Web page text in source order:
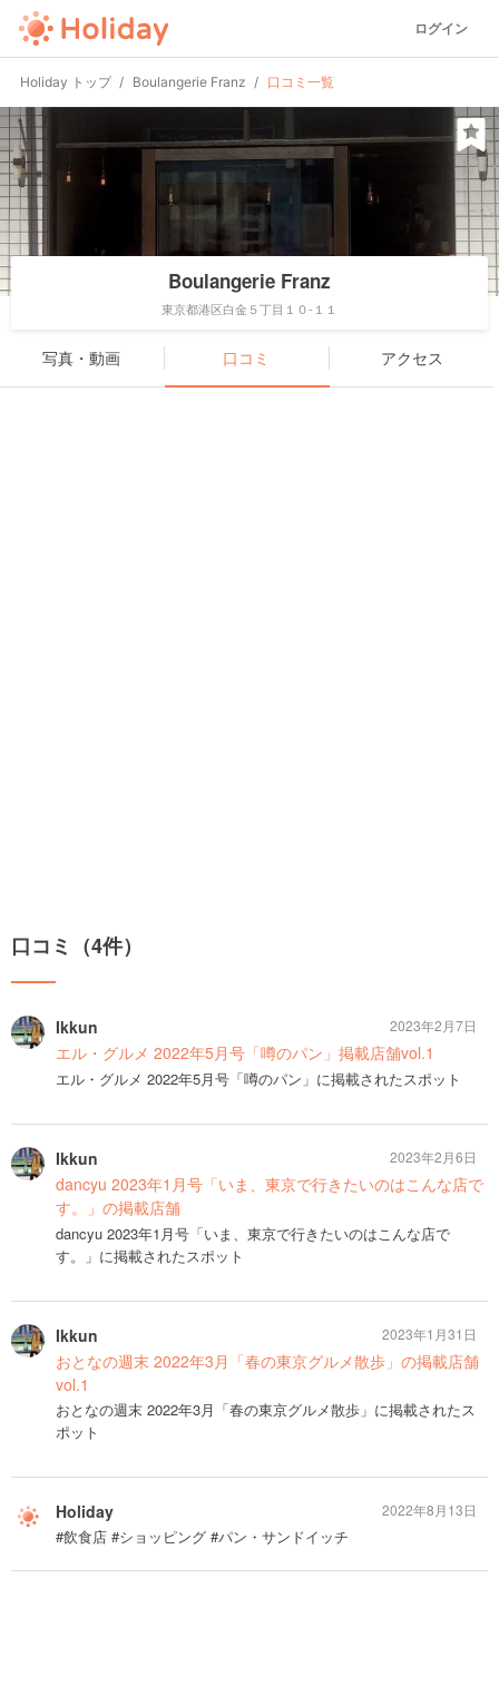
ログイン
Holiday トップ Boulangerie Franz 口コミ一覧
Boulangerie Franz
東京都港区白金５丁目１０-１１
写真・動画 口コミ アクセス
口コミ（4件）
Ikkun
エル・グルメ 2022年5月号「噂のパン」掲載店舗vol.1
エル・グルメ 2022年5月号「噂のパン」に掲載されたスポット
2023年2月7日
Ikkun
dancyu 2023年1月号「いま、東京で行きたいのはこんな店で
す。」の掲載店舗
dancyu 2023年1月号「いま、東京で行きたいのはこんな店で
す。」に掲載されたスポット
2023年2月6日
Ikkun
おとなの週末 2022年3月「春の東京グルメ散歩」の掲載店舗
vol.1
おとなの週末 2022年3月「春の東京グルメ散歩」に掲載されたス
ポット
2023年1月31日
Holiday
#飲食店 #ショッピング #パン・サンドイッチ
2022年8月13日